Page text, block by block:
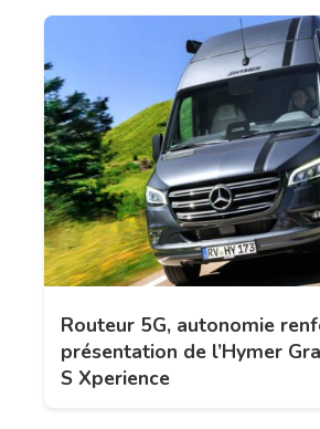
Routeur 5G, autonomie
présentation de l’Hymer
S Xperience